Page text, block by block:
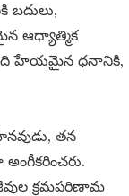
ఆధ్యాత్మిక
హేయమైన ధనానికి,
తన
క్రమపరిణామ